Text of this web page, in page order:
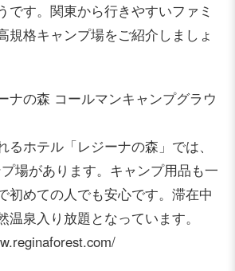
です。関東から行きやすいファミ
規格キャンプ場をご紹介しましょ
ナの森 コールマンキャンプグラウ
ホテル「レジーナの森」では、
場があります。キャンプ用品も一
初めての人でも安心です。滞在中
温泉入り放題となっています。